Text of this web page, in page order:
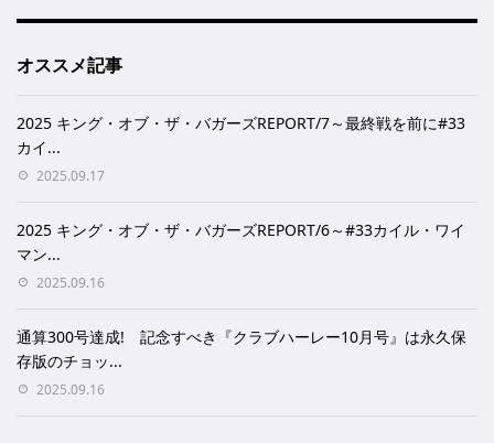
オススメ記事
2025 キング・オブ・ザ・バガーズREPORT/7～最終戦を前に#33
カイ...
2025.09.17
2025 キング・オブ・ザ・バガーズREPORT/6～#33カイル・ワイ
マン...
2025.09.16
通算300号達成! 記念すべき『クラブハーレー10月号』は永久保
存版のチョッ...
2025.09.16